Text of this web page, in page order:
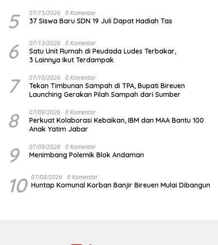
5 07/15/2026 0 Komentar
37 Siswa Baru SDN 19 Juli Dapat Hadiah Tas
6 07/13/2026 0 Komentar
Satu Unit Rumah di Peudada Ludes Terbakar,
3 Lainnya Ikut Terdampak
7 07/10/2026 0 Komentar
Tekan Timbunan Sampah di TPA, Bupati Bireuen
Launching Gerakan Pilah Sampah dari Sumber
8 07/09/2026 0 Komentar
Perkuat Kolaborasi Kebaikan, IBM dan MAA Bantu 100
Anak Yatim Jabar
9 07/09/2026 0 Komentar
Menimbang Polemik Blok Andaman
10 07/08/2026 0 Komentar
Huntap Komunal Korban Banjir Bireuen Mulai Dibangun